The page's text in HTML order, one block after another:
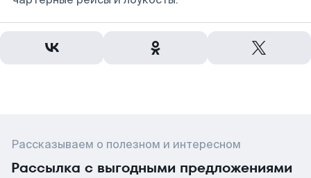
Рассказываем о полезном и интересном
Рассылка с выгодными предложениями